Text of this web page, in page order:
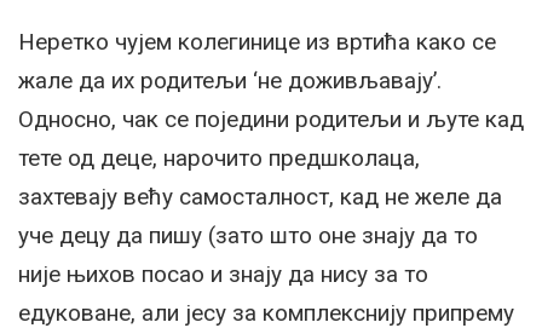
Неретко чујем колегинице из вртића како се
жале да их родитељи ‘не доживљавају’.
Односно, чак се поједини родитељи и љуте кад
тете од деце, нарочито предшколаца,
захтевају већу самосталност, кад не желе да
уче децу да пишу (зато што оне знају да то
није њихов посао и знају да нису за то
едуковане, али јесу за комплекснију припрему